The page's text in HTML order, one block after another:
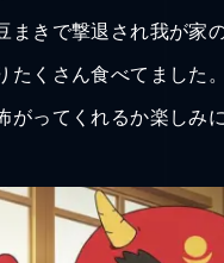
まきで撃退され我が家
たくさん食べてました。
がってくれるか楽しみ